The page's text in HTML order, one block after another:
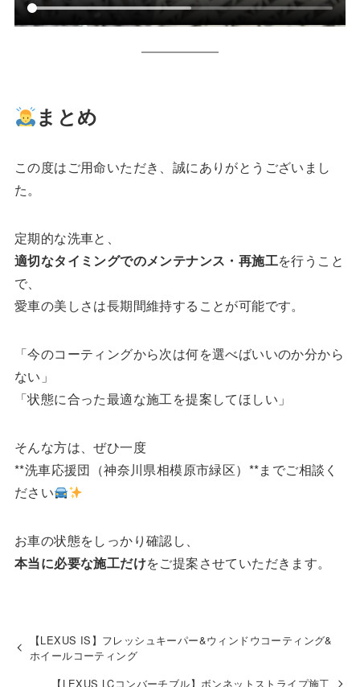
まとめ
この度はご用命いただき、誠にありがとうございまし
た。
定期的な洗車と、
適切なタイミングでのメンテナンス・再施工を行うこと
で、
愛車の美しさは長期間維持することが可能です。
「今のコーティングから次は何を選べばいいのか分から
ない」
「状態に合った最適な施工を提案してほしい」
そんな方は、ぜひ一度
**洗車応援団（神奈川県相模原市緑区）**までご相談く
ださい
お車の状態をしっかり確認し、
本当に必要な施工だけをご提案させていただきます。
【LEXUS IS】フレッシュキーパー&ウィンドウコーティング&
ホイールコーティング
【LEXUS LCコンバーチブル】ボンネットストライプ施工